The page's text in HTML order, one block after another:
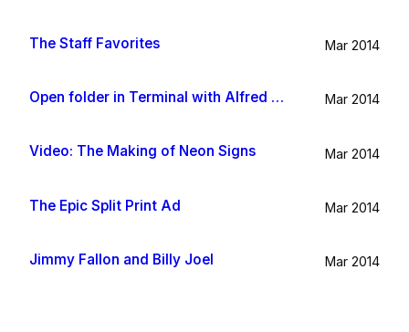
The Staff Favorites Mar 2014
Open folder in Terminal with Alfred App Mar 2014
Video: The Making of Neon Signs Mar 2014
The Epic Split Print Ad Mar 2014
Jimmy Fallon and Billy Joel Mar 2014